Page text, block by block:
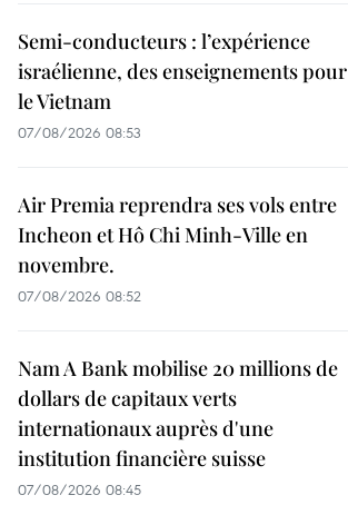
Semi-conducteurs : l’expérience
israélienne, des enseignements pour
le Vietnam
07/08/2026 08:53
Air Premia reprendra ses vols entre
Incheon et Hô Chi Minh-Ville en
novembre.
07/08/2026 08:52
Nam A Bank mobilise 20 millions de
dollars de capitaux verts
internationaux auprès d'une
institution financière suisse
07/08/2026 08:45